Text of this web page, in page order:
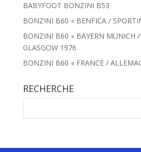
BABYFOOT BONZINI B53
BONZINI B60 « BENFICA /
BONZINI B60 « BAYERN MUNICH
GLASGOW 1976
BONZINI B60 « FRANCE /
RECHERCHE